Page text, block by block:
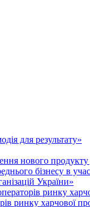
для результату»
нового
бізнесу в
України»
ринку
ринку харчової